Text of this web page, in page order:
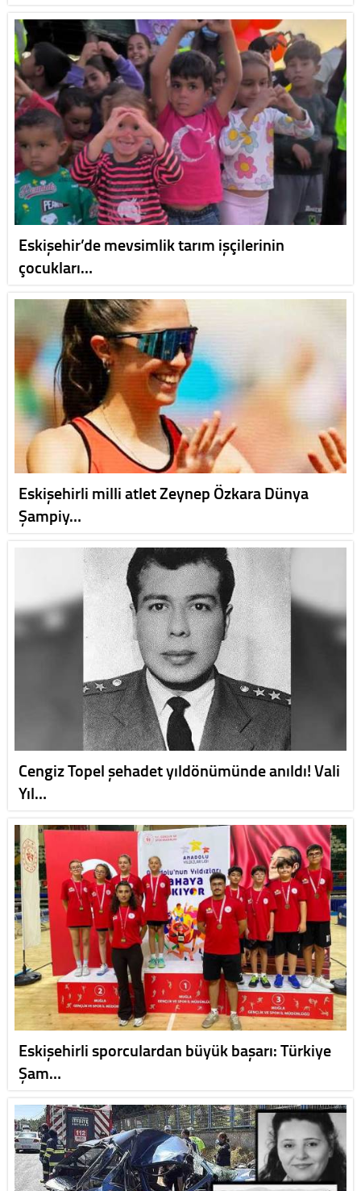
Eskişehir’de mevsimlik tarım işçilerinin
çocukları…
Eskişehirli milli atlet Zeynep Özkara Dünya
Şampiy…
Cengiz Topel şehadet yıldönümünde anıldı! Vali
Yıl…
Eskişehirli sporculardan büyük başarı: Türkiye
Şam…